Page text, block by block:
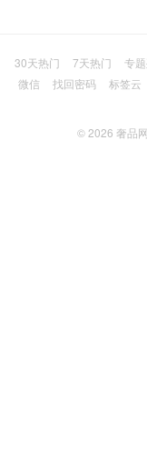
30天热门 7天热门 专
微信
找回密码 标签云
© 2026 奢品